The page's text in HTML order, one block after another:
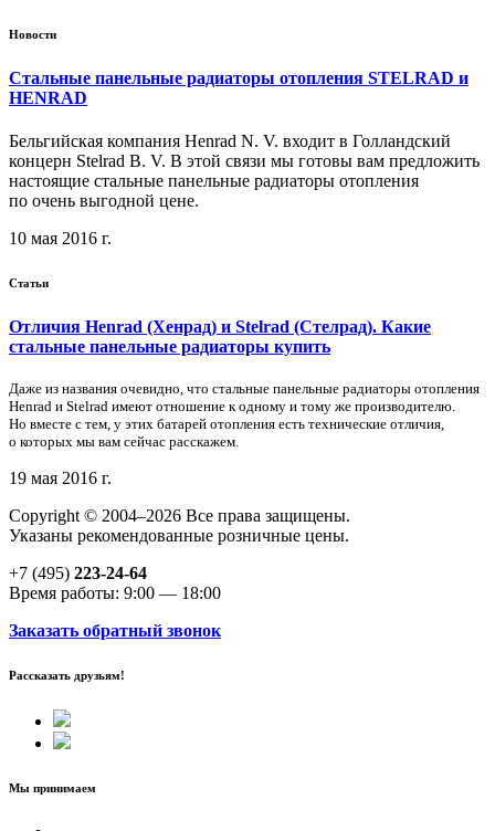
Новости
Стальные панельные радиаторы отопления STELRAD и
HENRAD
Бельгийская компания Henrad N. V. входит в Голландский
концерн Stelrad B. V. В этой связи мы готовы вам предложить
настоящие стальные панельные радиаторы отопления
по очень выгодной цене.
10 мая 2016 г.
Статьи
Отличия Henrad (Хенрад) и Stelrad (Стелрад). Какие
стальные панельные радиаторы купить
Даже из названия очевидно, что стальные панельные радиаторы отопления
Henrad и Stelrad имеют отношение к одному и тому же производителю.
Но вместе с тем, у этих батарей отопления есть технические отличия,
о которых мы вам сейчас расскажем.
19 мая 2016 г.
Copyright © 2004–2026 Все права защищены.
Указаны рекомендованные розничные цены.
+7 (495) 223-24-64
Время работы: 9:00 — 18:00
Заказать обратный звонок
Рассказать друзьям!
Мы принимаем